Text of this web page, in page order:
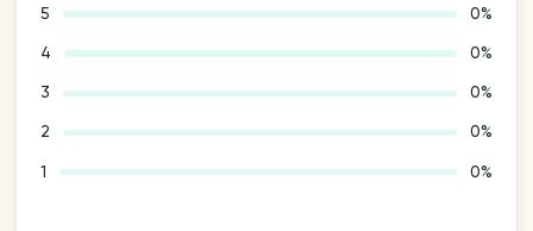
5 0%
4 0%
3 0%
2 0%
1 0%